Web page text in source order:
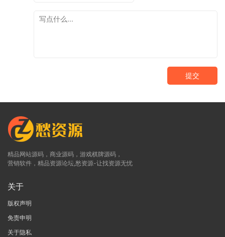
提交
精品网站源码，商业源码，游戏棋牌源码，
营销软件，精品资源论坛,愁资源-让找资源无忧
关于
版权声明
免责申明
关于隐私